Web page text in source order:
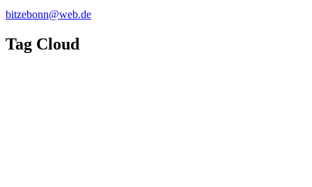
bitzebonn@web.de
Tag Cloud